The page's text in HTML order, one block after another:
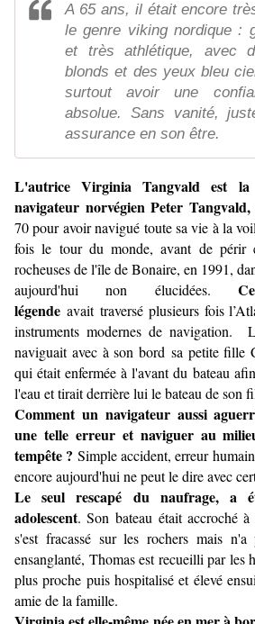
A 65 ans, il était encore
le genre viking nordique :
et très athlétique, avec
blonds et des yeux bleu
surtout avoir une
absolue. Sans vanité,
assurance en son être.
L'autrice Virginia Tangvald est
navigateur norvégien Peter Tangvald,
70 pour avoir navigué toute sa vie à la
fois le tour du monde, avant de périr
rocheuses de l'île de Bonaire, en 1991,
aujourd'hui non élucidées. Ce
légende avait traversé plusieurs fois
instruments modernes de navigation.
naviguait avec à son bord sa petite fille
qui était enfermée à l'avant du bateau
l'eau et tirait derrière lui le bateau de son
Comment un navigateur aussi
une telle erreur et naviguer au
tempête ? Simple accident, erreur
encore aujourd'hui ne peut le dire avec
Le seul rescapé du naufrage, a
adolescent. Son bateau était accroché
s'est fracassé sur les rochers mais n'a
ensanglanté, Thomas est recueilli par les
plus proche puis hospitalisé et élevé
amie de la famille.